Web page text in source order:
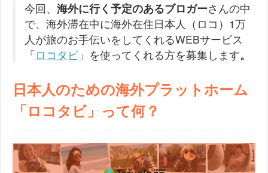
今回、 海外に行く予定のあるブロガーさんの中
で、海外滞在中に海外在住日本人（ロコ）1万
人が旅のお手伝いをしてくれるWEBサービス
「ロコタビ 」を使ってくれる方を募集します。
日本人のための海外プラットホーム
「ロコタビ」って何？